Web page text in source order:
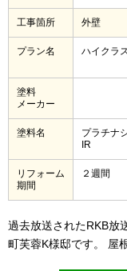
工事箇所 外壁
プラン名 ハイクラ
塗料
メーカー
塗料名
プラチナ
IR
リフォーム
期間
２週間
過去放送されたRKB放
町芙蓉K様邸です。 屋